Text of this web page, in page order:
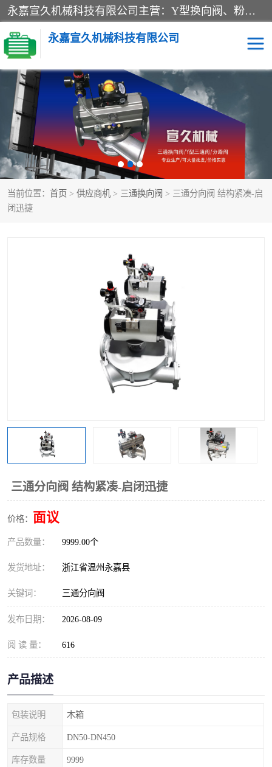
永嘉宣久机械科技有限公司主营：Y型换向阀、粉体换向阀、板式换向阀、三通换向阀、三通换向器、三通分路阀、管路换向阀等产品及服务。
永嘉宣久机械科技有限公司
当前位置： 首页 > 供应商机 > 三通换向阀 > 三通分向阀 结构紧凑-启
闭迅捷
三通分向阀 结构紧凑-启闭迅捷
价格： 面议
产品数量： 9999.00个
发货地址： 浙江省温州永嘉县
关键词： 三通分向阀
发布日期： 2026-08-09
阅 读 量： 616
产品描述
包装说明 木箱
产品规格 DN50-DN450
库存数量 9999
换向阀 Y型换向阀
板式换向阀 粉料换向阀
粉体换向阀 管道换向阀
管路换向阀 三通换向阀
不锈钢三通阀
翻板转向阀
Y型球阀
气动球阀
粉体分路阀
管道换向器